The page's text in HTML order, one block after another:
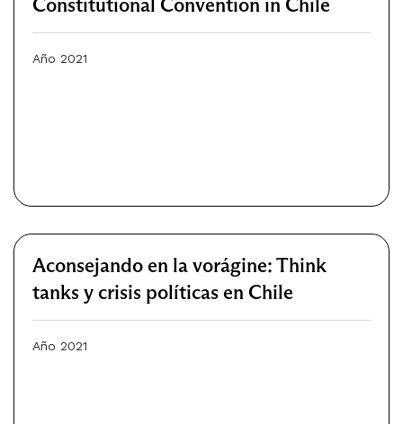
Constitutional Convention in Chile
Año 2021
Aconsejando en la vorágine: Think
tanks y crisis políticas en Chile
Año 2021